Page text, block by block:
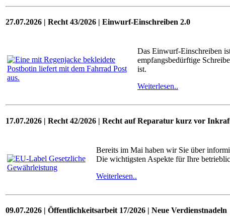
27.07.2026 | Recht 43/2026 | Einwurf-Einschreiben 2.0
Das Einwurf-Einschreiben
empfangsbedürftige
ist.
Weiterlesen..
17.07.2026 | Recht 42/2026 | Recht auf Reparatur kurz vor
Bereits im Mai haben wir Sie über
Die wichtigsten Aspekte für Ihre
Weiterlesen..
09.07.2026 | Öffentlichkeitsarbeit 17/2026 | Neue Verdienstnadeln